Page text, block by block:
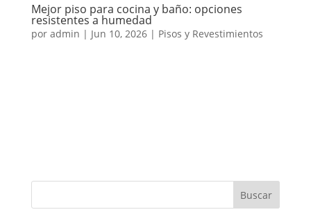
Mejor piso para cocina y baño: opciones
resistentes a humedad
por admin | Jun 10, 2026| Pisos y Revestimientos
Buscar